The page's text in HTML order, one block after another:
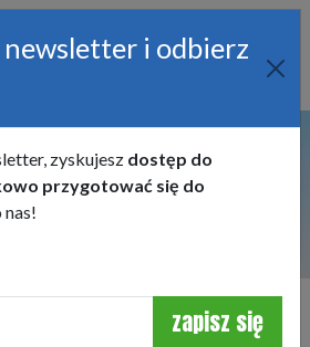
00
budują
Sprawdź
newsletter i odbierz
zyskujesz dostęp do
przygotować się do
nas!
zapisz się